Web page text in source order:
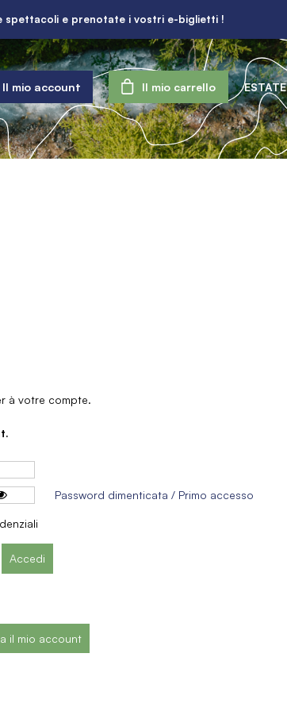
spettacoli e prenotate i vostri e-biglietti !
Il mio account Il mio carrello ESTATE
à votre compte.
Password dimenticata / Primo accesso
il mio account